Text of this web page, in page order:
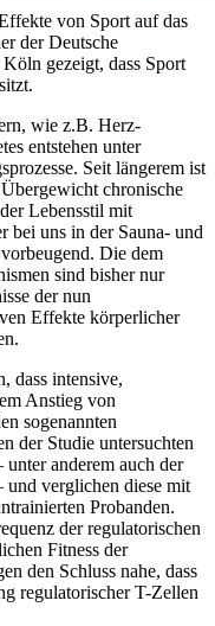
von Sport auf das
der Deutsche
gezeigt, dass Sport
wie z.B. Herz-
entstehen unter
Seit längerem ist
chronische
Lebensstil mit
bei uns in der Sauna- und
Die dem
sind bisher nur
der nun
Effekte körperlicher
dass intensive,
Anstieg von
sogenannten
der Studie untersuchten
anderem auch der
und verglichen diese mit
Probanden.
der regulatorischen
Fitness der
den Schluss nahe, dass
regulatorischer T-Zellen